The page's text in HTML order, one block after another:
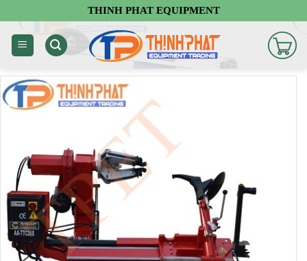
đến
dung
THINH PHAT EQUIPMENT